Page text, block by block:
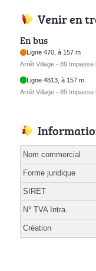
Venir en
En bus
Ligne 470, à 157 m
Arrêt Village - 89 Impasse
Ligne 4813, à 157 m
Arrêt Village - 89 Impasse
Nom commercial
Forme juridique
SIRET
N° TVA Intra.
Création